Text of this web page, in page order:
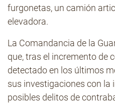
furgonetas, un camión
elevadora.
La Comandancia de la
que, tras el incremento de
detectado en los últimos
sus investigaciones con la
posibles delitos de